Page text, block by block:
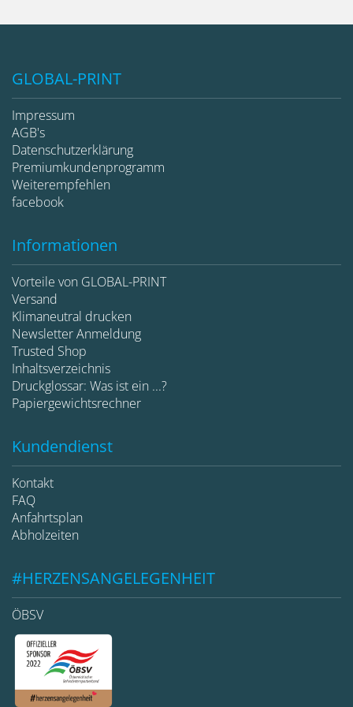
GLOBAL-PRINT
Impressum
AGB's
Datenschutzerklärung
Premiumkundenprogramm
Weiterempfehlen
facebook
Informationen
Vorteile von GLOBAL-PRINT
Versand
Klimaneutral drucken
Newsletter Anmeldung
Trusted Shop
Inhaltsverzeichnis
Druckglossar: Was ist ein ...?
Papiergewichtsrechner
Kundendienst
Kontakt
FAQ
Anfahrtsplan
Abholzeiten
#HERZENSANGELEGENHEIT
ÖBSV